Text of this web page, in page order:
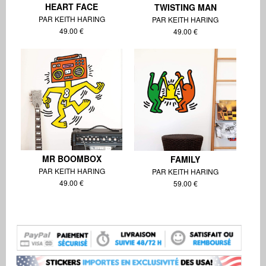
HEART FACE
PAR KEITH HARING
49.00 €
TWISTING MAN
PAR KEITH HARING
49.00 €
MR BOOMBOX
PAR KEITH HARING
49.00 €
FAMILY
PAR KEITH HARING
59.00 €